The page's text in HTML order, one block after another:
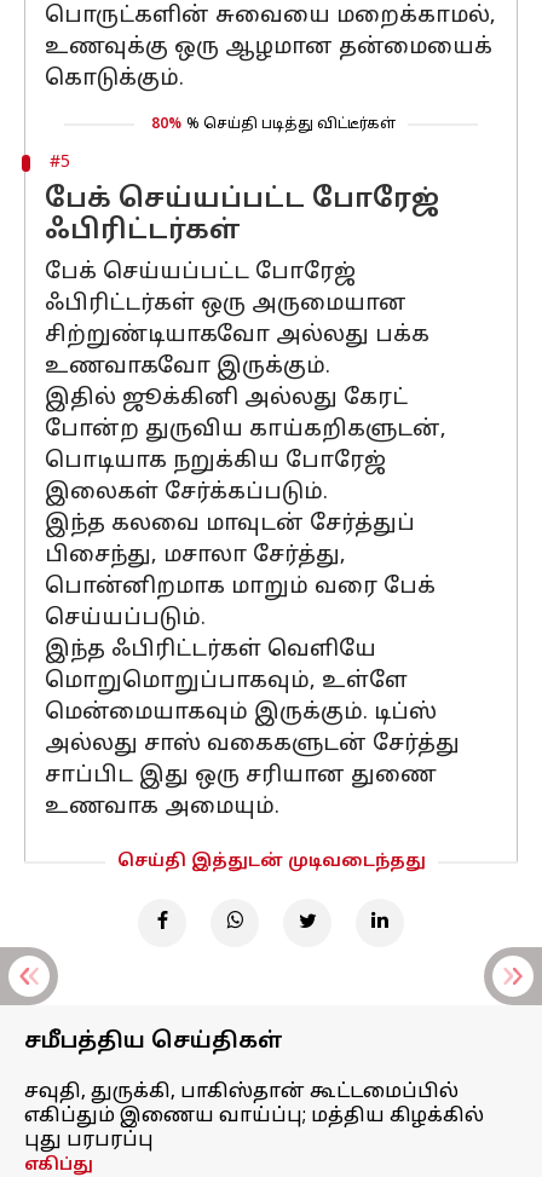
பொருட்களின் சுவையை மறைக்காமல்,
உணவுக்கு ஒரு ஆழமான தன்மையைக்
கொடுக்கும்.
80% % செய்தி படித்து விட்டீர்கள்
#5
பேக் செய்யப்பட்ட போரேஜ்
ஃபிரிட்டர்கள்
பேக் செய்யப்பட்ட போரேஜ்
ஃபிரிட்டர்கள் ஒரு அருமையான
சிற்றுண்டியாகவோ அல்லது பக்க
உணவாகவோ இருக்கும்.
இதில் ஜூக்கினி அல்லது கேரட்
போன்ற துருவிய காய்கறிகளுடன்,
பொடியாக நறுக்கிய போரேஜ்
இலைகள் சேர்க்கப்படும்.
இந்த கலவை மாவுடன் சேர்த்துப்
பிசைந்து, மசாலா சேர்த்து,
பொன்னிறமாக மாறும் வரை பேக்
செய்யப்படும்.
இந்த ஃபிரிட்டர்கள் வெளியே
மொறுமொறுப்பாகவும், உள்ளே
மென்மையாகவும் இருக்கும். டிப்ஸ்
அல்லது சாஸ் வகைகளுடன் சேர்த்து
சாப்பிட இது ஒரு சரியான துணை
உணவாக அமையும்.
செய்தி இத்துடன் முடிவடைந்தது
சமீபத்திய செய்திகள்
சவுதி, துருக்கி, பாகிஸ்தான் கூட்டமைப்பில்
எகிப்தும் இணைய வாய்ப்பு; மத்திய கிழக்கில்
புது பரபரப்பு
எகிப்து